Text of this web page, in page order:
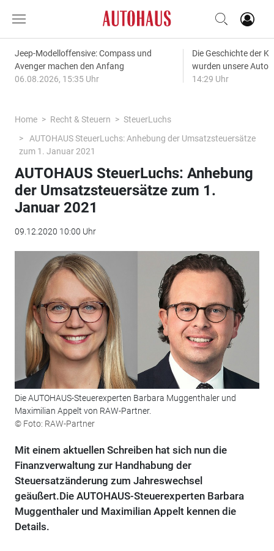
Jeep-Modelloffensive: Compass und
Avenger machen den Anfang
06.08.2026, 15:35 Uhr
Die Geschichte der
wurden unsere
14:29 Uhr
Home Recht & Steuern
SteuerLuchs
AUTOHAUS SteuerLuchs: Anhebung der Umsatzsteuersätze
zum 1. Januar 2021
AUTOHAUS SteuerLuchs: Anhebung
der Umsatzsteuersätze zum 1.
Januar 2021
09.12.2020 10:00 Uhr
Die AUTOHAUS-Steuerexperten Barbara Muggenthaler und
Maximilian Appelt von RAW-Partner.
© Foto: RAW-Partner
Mit einem aktuellen Schreiben hat sich nun die
Finanzverwaltung zur Handhabung der
Steuersatzänderung zum Jahreswechsel
geäußert.Die AUTOHAUS-Steuerexperten Barbara
Muggenthaler und Maximilian Appelt kennen die
Details.